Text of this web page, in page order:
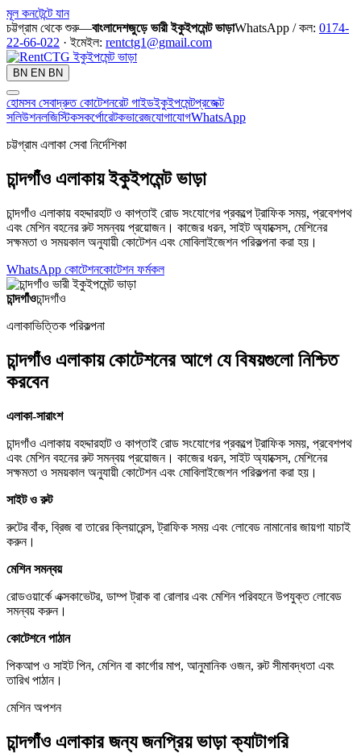
মূল কনটেন্টে যান
চট্টগ্রাম থেকে শুরু—বাংলাদেশজুড়ে ভারী ইকুইপমেন্ট ভাড়াWhatsApp / কল: 0174-
22-66-022 · ইমেইল: rentctg1@gmail.com
BN EN BN
হোমসব সেবাদ্রুত কোটেশনরেট গাইডইকুইপমেন্টপ্রজেক্ট
সলিউশনলজিস্টিকসকর্পোরেটকভারেজযোগাযোগWhatsApp
চট্টগ্রাম এলাকা সেবা নির্দেশিকা
চান্দগাঁও এলাকায় ইকুইপমেন্ট ভাড়া
চান্দগাঁও এলাকায় বহদ্দারহাট ও কাপ্তাই রোড সংযোগের প্রকল্পে ট্রাফিক সময়, প্রবেশপথ
এবং মেশিন বহনের রুট সমন্বয় প্রয়োজন। কাজের ধরন, সাইট অ্যাক্সেস, মেশিনের
সক্ষমতা ও সময়কাল অনুযায়ী কোটেশন এবং মোবিলাইজেশন পরিকল্পনা করা হয়।
WhatsApp কোটেশনকোটেশন ফর্মকল
চান্দগাঁওচান্দগাঁও
এলাকাভিত্তিক পরিকল্পনা
চান্দগাঁও এলাকায় কোটেশনের আগে যে বিষয়গুলো নিশ্চিত
করবেন
এলাকা-সারাংশ
চান্দগাঁও এলাকায় বহদ্দারহাট ও কাপ্তাই রোড সংযোগের প্রকল্পে ট্রাফিক সময়, প্রবেশপথ
এবং মেশিন বহনের রুট সমন্বয় প্রয়োজন। কাজের ধরন, সাইট অ্যাক্সেস, মেশিনের
সক্ষমতা ও সময়কাল অনুযায়ী কোটেশন এবং মোবিলাইজেশন পরিকল্পনা করা হয়।
সাইট ও রুট
রুটের বাঁক, ব্রিজ বা তারের ক্লিয়ারেন্স, ট্রাফিক সময় এবং লোবেড নামানোর জায়গা যাচাই
করুন।
মেশিন সমন্বয়
রোডওয়ার্কে এক্সকাভেটর, ডাম্প ট্রাক বা রোলার এবং মেশিন পরিবহনে উপযুক্ত লোবেড
সমন্বয় করুন।
কোটেশনে পাঠান
পিকআপ ও সাইট পিন, মেশিন বা কার্গোর মাপ, আনুমানিক ওজন, রুট সীমাবদ্ধতা এবং
তারিখ পাঠান।
মেশিন অপশন
চান্দগাঁও এলাকার জন্য জনপ্রিয় ভাড়া ক্যাটাগরি